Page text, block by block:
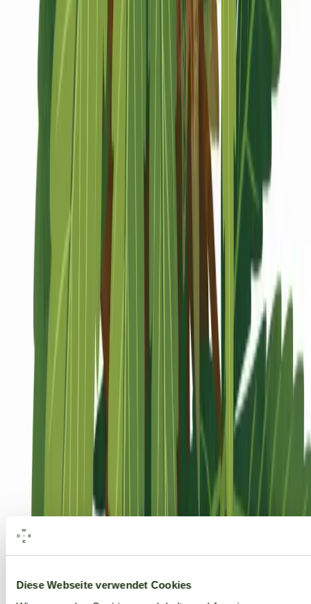
Diese Webseite verwendet Cookies
Marken